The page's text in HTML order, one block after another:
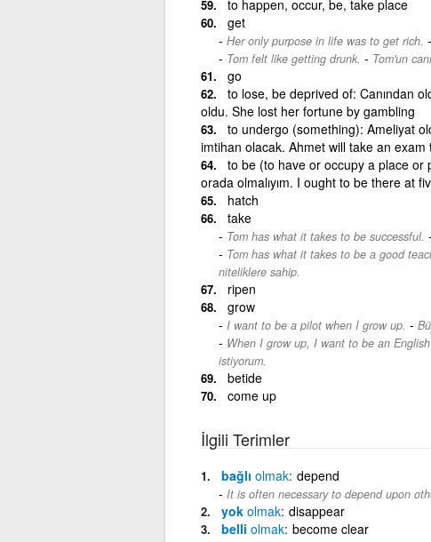
to happen, occur, be, take place
get
Her only purpose in life was to get rich. -
Tom felt like getting drunk. - Tom'un
go
to lose, be deprived of: Canından
oldu. She lost her fortune by gambling
to undergo (something): Ameliyat
imtihan olacak. Ahmet will take an exam
to be (to have or occupy a place or
orada olmalıyım. I ought to be there at
hatch
take
Tom has what it takes to be successful. -
Tom has what it takes to be a good
niteliklere sahip.
ripen
grow
I want to be a pilot when I grow up. -
When I grow up, I want to be an
istiyorum.
betide
come up
İlgili Terimler
bağlı olmak depend
It is often necessary to depend upon
yok olmak disappear
belli olmak become clear